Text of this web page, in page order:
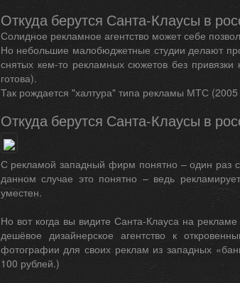
Откуда берутся Санта-Клаусы в
Солидное рекламное агентство может себе
Но небольшие малобюджетные студии делают
снятых кем-то рекламных сюжетов без
готова).
Так рождается "халтура" типа рекламы МТС
Откуда берутся Санта-Клаусы в
С рекламой западный фирм понятно – один раз
данном случае это понятно – ведь
уместен.
Но вот когда вы видите Санта-Клауса на
дешёвое дизайнерское агентство к
фотографии для своих реклам из западных
100 рублей.)